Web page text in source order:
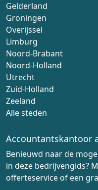
Gelderland
Groningen
Overijssel
Limburg
Noord-Brabant
Noord-Holland
Utrecht
Zuid-Holland
Zeeland
Alle steden
Accountantskantoor
Benieuwd naar de
in deze bedrijvengids?
offerteservice of een